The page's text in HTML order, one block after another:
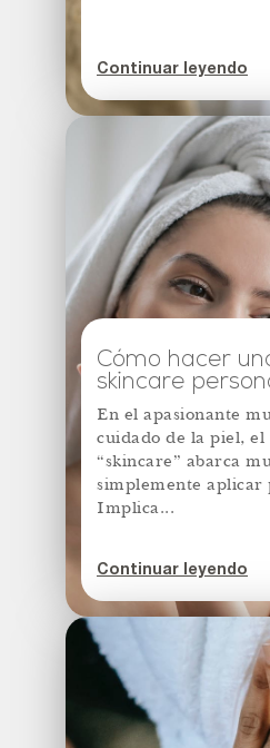
Continuar leyendo
Cómo hacer
skincare
En el apasionante
cuidado de la piel,
“skincare” abarca
simplemente aplicar
Implica...
Continuar leyendo